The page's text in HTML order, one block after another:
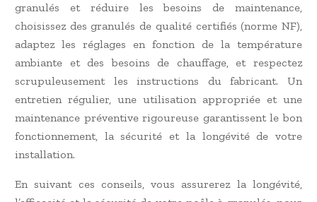
granulés et réduire les besoins de maintenance,
choisissez des granulés de qualité certifiés (norme NF),
adaptez les réglages en fonction de la température
ambiante et des besoins de chauffage, et respectez
scrupuleusement les instructions du fabricant. Un
entretien régulier, une utilisation appropriée et une
maintenance préventive rigoureuse garantissent le bon
fonctionnement, la sécurité et la longévité de votre
installation.
En suivant ces conseils, vous assurerez la longévité,